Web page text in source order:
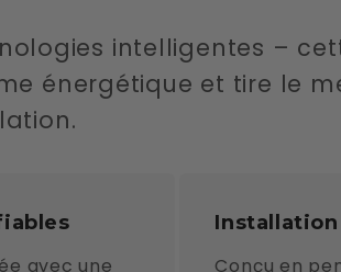
intelligentes –
énergétique et tire le
avec une
Conçu en